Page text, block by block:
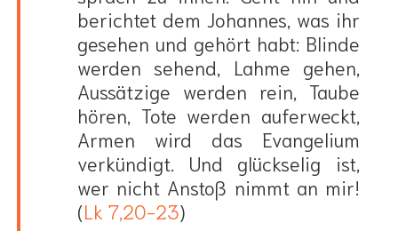
berichtet dem Johannes, was ihr
gesehen und gehört habt: Blinde
werden sehend, Lahme gehen,
Aussätzige werden rein, Taube
hören, Tote werden auferweckt,
Armen wird das Evangelium
verkündigt. Und glückselig ist,
wer nicht Anstoß nimmt an mir!
(Lk 7,20-23)